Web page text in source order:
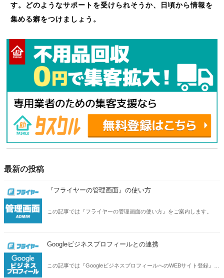
す。どのようなサポートを受けられそうか、日頃から情報を
集める癖をつけましょう。
最新の投稿
『フライヤーの管理画面』の使い方
この記事では『フライヤーの管理画面の使い方』をご案内します。
Googleビジネスプロフィールとの連携
この記事では『GoogleビジネスプロフィールへのWEBサイト登録』、